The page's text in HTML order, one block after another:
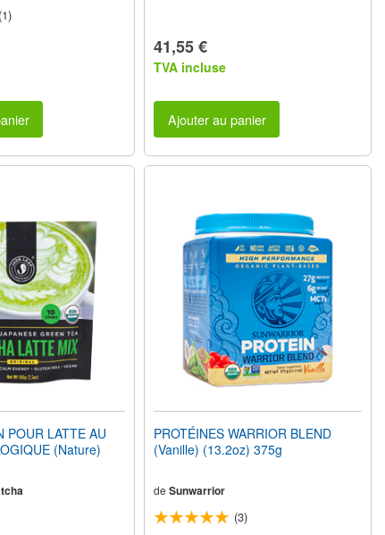
(1)
41,55 €
TVA incluse
Ajouter au panier
POUR LATTE AU
(Nature)
PROTÉINES WARRIOR BLEND
(Vanille) (13.2oz) 375g
de Sunwarrior
(3)